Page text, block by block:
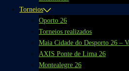
Torneios
Oporto 26
Torneios realizados
Maia Cidade do Desporto 26 –
AXIS Ponte de Lima 26
Montealegre 26